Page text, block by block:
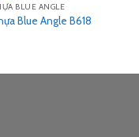
BLUE ANGLE
Blue Angle B618